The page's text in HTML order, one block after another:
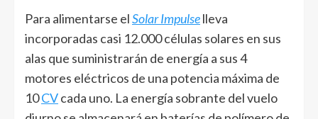
Para alimentarse elSolar Impulselleva
incorporadas casi 12.000 células solares en sus
alas que suministrarán de energía a sus 4
motores eléctricos de una potencia máxima de
10CVcada uno. La energía sobrante del vuelo